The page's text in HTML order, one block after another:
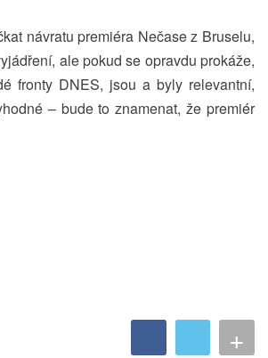
návratu premiéra Nečase z Bruselu,
ale pokud se opravdu prokáže,
fronty DNES, jsou a byly relevantní,
– bude to znamenat, že premiér
+